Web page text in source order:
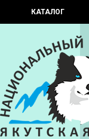
КАТАЛОГ